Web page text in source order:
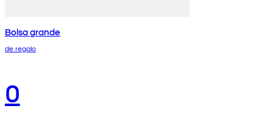
Bolsa grande
de regalo
0